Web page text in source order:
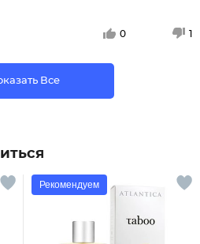
0 1
Все
Рекомендуем